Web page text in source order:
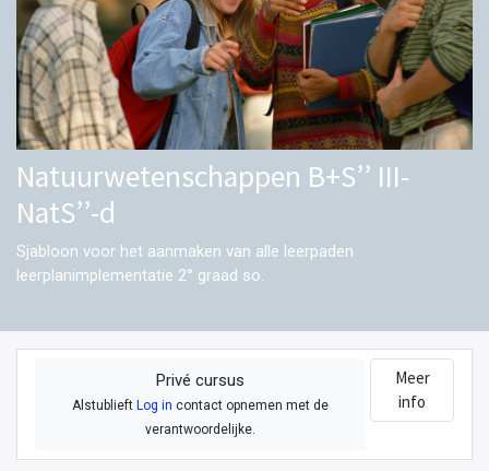
Natuurwetenschappen B+S’’ III-
NatS’’-d
Sjabloon voor het aanmaken van alle leerpaden
leerplanimplementatie 2° graad so.
Privé cursus
AlstublieftLog in contact opnemen met de
verantwoordelijke.
Meer
info